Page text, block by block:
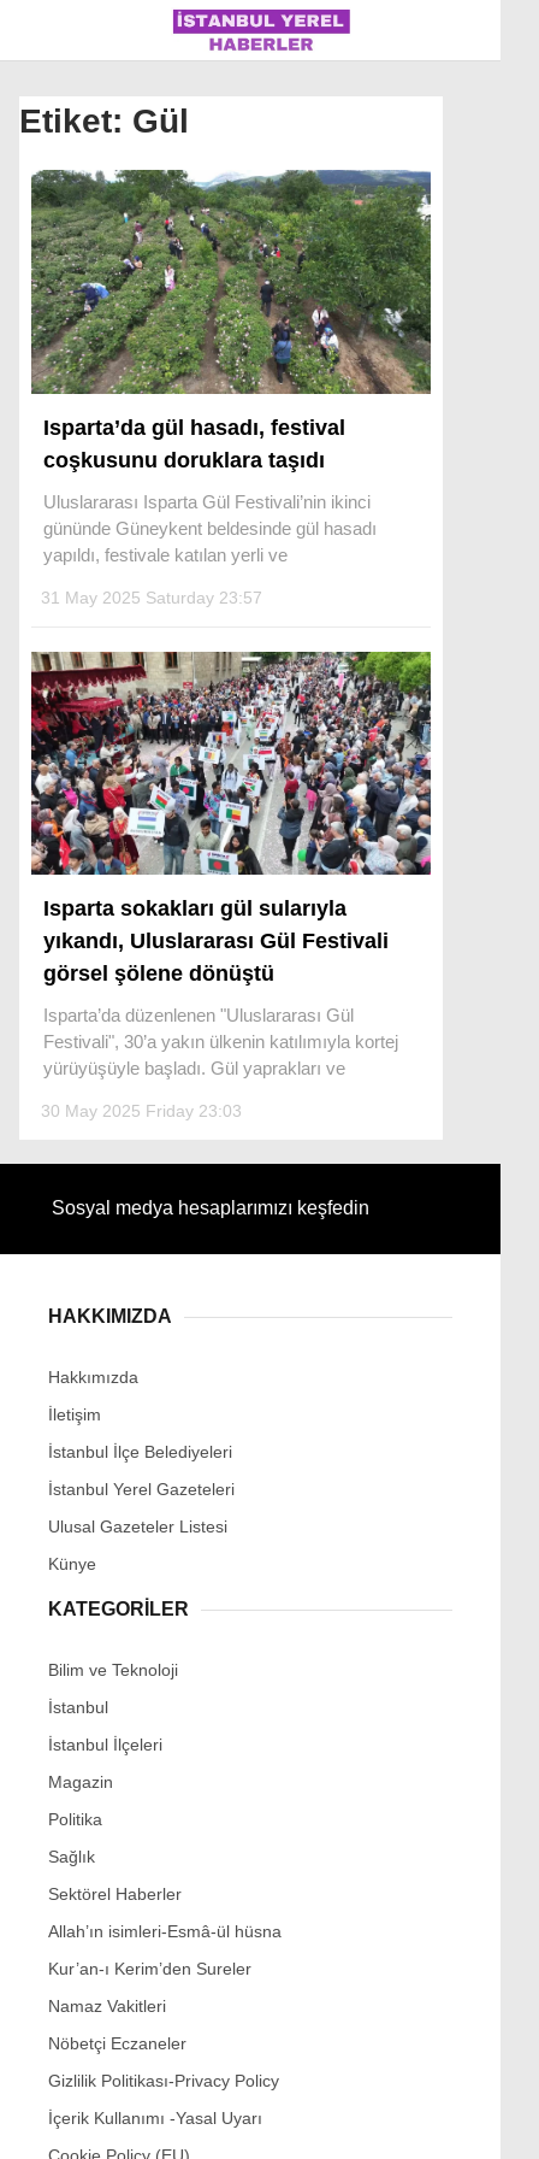
WhatsApp İhbar Hattı
Facebook
Instagram
Youtube
İSTANBUL
ÜLKE GÜNDEMI
MAGAZIN
POLITIKA
SAĞLIK
SOSYAL MEDYA
DÜNYA
Etiket: Gül
Isparta’da gül hasadı, festival
coşkusunu doruklara taşıdı
Uluslararası Isparta Gül Festivali’nin ikinci
gününde Güneykent beldesinde gül hasadı
yapıldı, festivale katılan yerli ve
31 May 2025 Saturday 23:57
Isparta sokakları gül sularıyla
yıkandı, Uluslararası Gül Festivali
görsel şölene dönüştü
Isparta’da düzenlenen "Uluslararası Gül
Festivali", 30’a yakın ülkenin katılımıyla kortej
yürüyüşüyle başladı. Gül yaprakları ve
30 May 2025 Friday 23:03
Sosyal medya hesaplarımızı keşfedin
HAKKIMIZDA
Hakkımızda
İletişim
İstanbul İlçe Belediyeleri
İstanbul Yerel Gazeteleri
Ulusal Gazeteler Listesi
Künye
KATEGORİLER
Bilim ve Teknoloji
İstanbul
İstanbul İlçeleri
Magazin
Politika
Sağlık
Sektörel Haberler
Allah’ın isimleri-Esmâ-ül hüsna
Kur’an-ı Kerim’den Sureler
Namaz Vakitleri
Nöbetçi Eczaneler
Gizlilik Politikası-Privacy Policy
İçerik Kullanımı -Yasal Uyarı